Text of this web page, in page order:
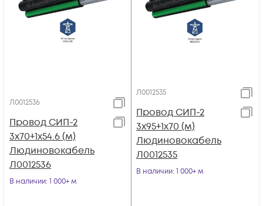
Л0012536
Провод СИП-2
3х70+1х54.6 (м)
Людиновокабель
Л0012536
В наличии: 1 000+ м
Л0012535
Провод СИП-2
3х95+1х70 (м)
Людиновокабель
Л0012535
В наличии: 1 000+ м